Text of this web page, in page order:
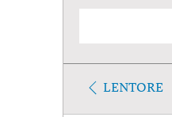
LENTORE